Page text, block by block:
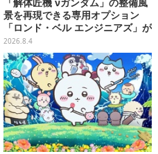
「解体匠機 νガンダム」の整備風
景を再現できる専用オプション
「ロンド・ベル エンジニアズ」が
抽選販売！応募期間は8月16日23
時まで
2026.8.4